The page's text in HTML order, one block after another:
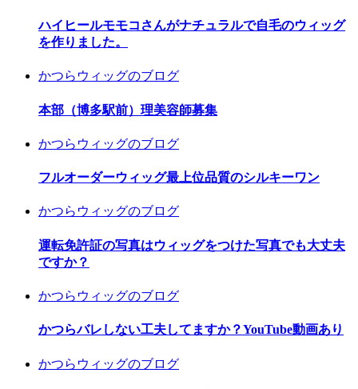
ハイヒールモモコさんがナチュラルで自毛のウィッグ
を作りました。
かつらウィッグのブログ
本部（博多駅前）理美容師募集
かつらウィッグのブログ
フルオーダーウィッグ最上位品質のシルキーワン
かつらウィッグのブログ
運転免許証の写真はウィッグをつけた写真でも大丈夫
ですか？
かつらウィッグのブログ
かつらバレしない工夫してますか？YouTube動画あり
かつらウィッグのブログ